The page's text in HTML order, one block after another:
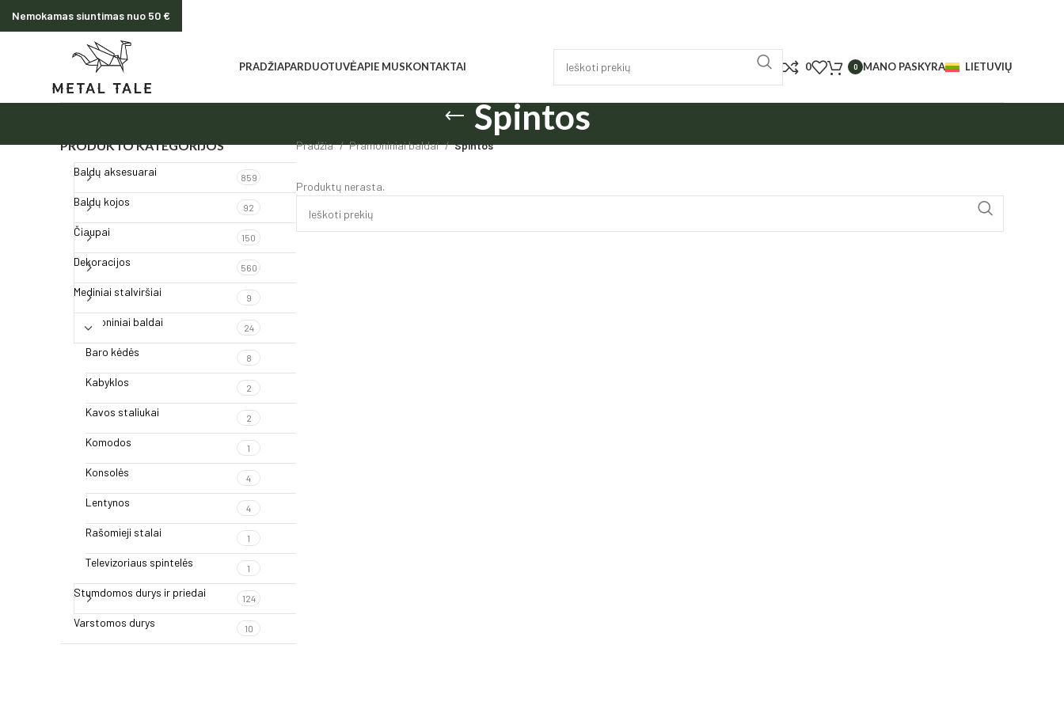
PRADŽIAPARDUOTUVĖAPIE MUSKONTAKTAI 0 0 MANO PASKYRA LIETUVIŲ
Spintos
PRODUKTO KATEGORIJOS
Baldų aksesuarai 859
Baldų kojos 92
Čiaupai 150
Dekoracijos 560
Mediniai stalviršiai 9
Pramoniniai baldai 24
Baro kėdės 8
Kabyklos 2
Kavos staliukai 2
Komodos 1
Konsolės 4
Lentynos 4
Rašomieji stalai 1
Televizoriaus spintelės 1
Stumdomos durys ir priedai 124
Varstomos durys 10
Pradžia Pramoniniai baldai Spintos
Produktų nerasta.
Nemokamas siuntimas nuo 50 €